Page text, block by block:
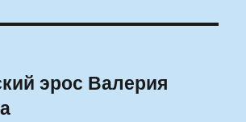
эрос Валерия